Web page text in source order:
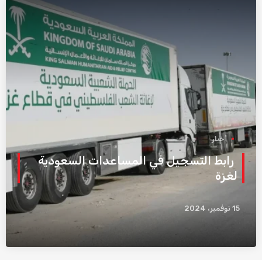
أخبار
رابط التسجيل في المساعدات السعودية
لغزة
15 نوفمبر، 2024